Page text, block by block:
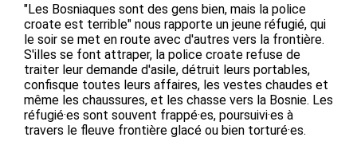
"Les Bosniaques sont des gens bien, mais la police
croate est terrible" nous rapporte un jeune réfugié, qui
le soir se met en route avec d'autres vers la frontière.
S'illes se font attraper, la police croate refuse de
traiter leur demande d'asile, détruit leurs portables,
confisque toutes leurs affaires, les vestes chaudes et
même les chaussures, et les chasse vers la Bosnie. Les
réfugié·es sont souvent frappé·es, poursuivi·es à
travers le fleuve frontière glacé ou bien torturé·es.